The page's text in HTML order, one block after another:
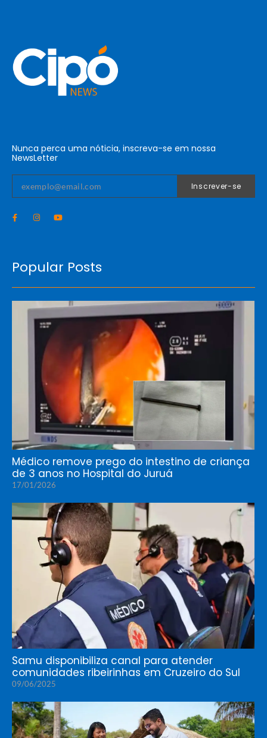
Nunca perca uma nóticia, inscreva-se em nossa
NewsLetter
Inscrever-se
Popular Posts
Médico remove prego do intestino de criança
de 3 anos no Hospital do Juruá
17/01/2026
Samu disponibiliza canal para atender
comunidades ribeirinhas em Cruzeiro do Sul
09/06/2025